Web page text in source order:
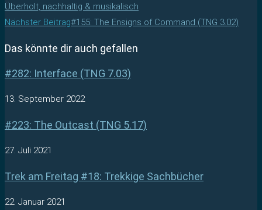
Überholt, nachhaltig & musikalisch
Nächster Beitrag#155: The Ensigns of Command (TNG 3.02)
Das könnte dir auch gefallen
#282: Interface (TNG 7.03)
13. September 2022
#223: The Outcast (TNG 5.17)
27. Juli 2021
Trek am Freitag #18: Trekkige Sachbücher
22. Januar 2021